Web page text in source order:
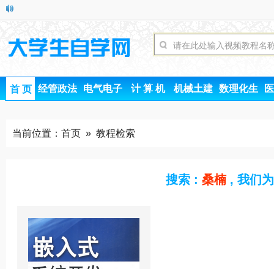
首 页 经管政法 电气电子 计 算 机 机械土建 数理化生
当前位置： 首页 » 教程检索
搜索 : 桑楠 , 我们